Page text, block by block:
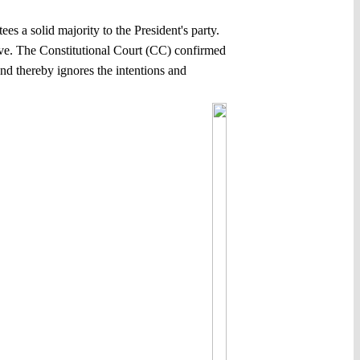
a solid majority to the President's party.
The Constitutional Court (CC) confirmed
thereby ignores the intentions and